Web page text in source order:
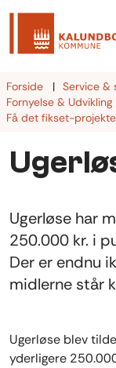
Forside Service &
Fornyelse & Udvikling
Få det fikset-
Ugerløse har
250.000 kr. i
Der er endnu
midlerne står
Ugerløse blev
yderligere